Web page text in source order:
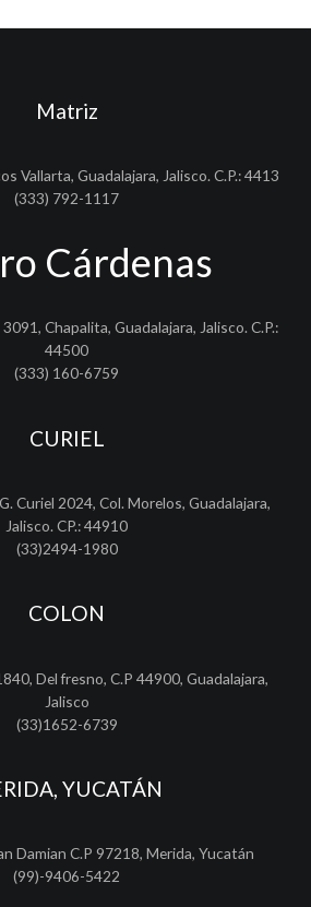
Matriz
Vallarta, Guadalajara, Jalisco. C.P.: 4413
(333) 792-1117
Cárdenas
Chapalita, Guadalajara, Jalisco. C.P.:
44500
(333) 160-6759
CURIEL
Curiel 2024, Col. Morelos, Guadalajara,
Jalisco. CP.: 44910
(33)2494-1980
COLON
Del fresno, C.P 44900, Guadalajara,
Jalisco
(33)1652-6739
YUCATÁN
Damian C.P 97218, Merida, Yucatán
(99)-9406-5422